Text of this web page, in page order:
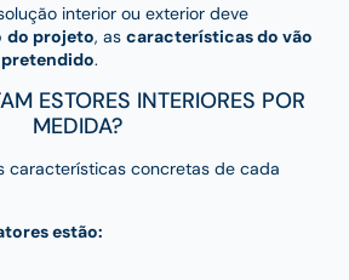
interior ou exterior deve
do projeto, as características do vão
.
ESTORES INTERIORES POR
MEDIDA?
características concretas de cada
estão: